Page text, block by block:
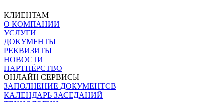
КЛИЕНТАМ
О КОМПАНИИ
УСЛУГИ
ДОКУМЕНТЫ
РЕКВИЗИТЫ
НОВОСТИ
ПАРТНЁРСТВО
ОНЛАЙН СЕРВИСЫ
ЗАПОЛНЕНИЕ ДОКУМЕНТОВ
КАЛЕНДАРЬ ЗАСЕДАНИЙ